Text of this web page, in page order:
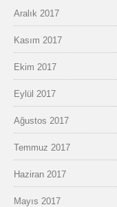
Aralık 2017
Kasım 2017
Ekim 2017
Eylül 2017
Ağustos 2017
Temmuz 2017
Haziran 2017
Mayıs 2017